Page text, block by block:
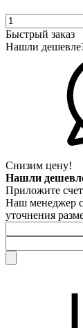
Быстрый заказ
Нашли
Снизим цену!
Нашли
Приложите
Наш менеджер
уточнения